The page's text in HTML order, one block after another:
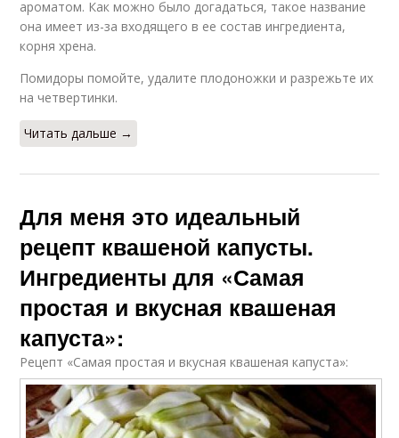
ароматом. Как можно было догадаться, такое название
она имеет из-за входящего в ее состав ингредиента,
корня хрена.
Помидоры помойте, удалите плодоножки и разрежьте их
на четвертинки.
Читать дальше →
Для меня это идеальный
рецепт квашеной капусты.
Ингредиенты для «Самая
простая и вкусная квашеная
капуста»:
Рецепт «Самая простая и вкусная квашеная капуста»: